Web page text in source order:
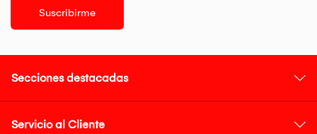
Suscribirme
Secciones destacadas
Servicio al Cliente